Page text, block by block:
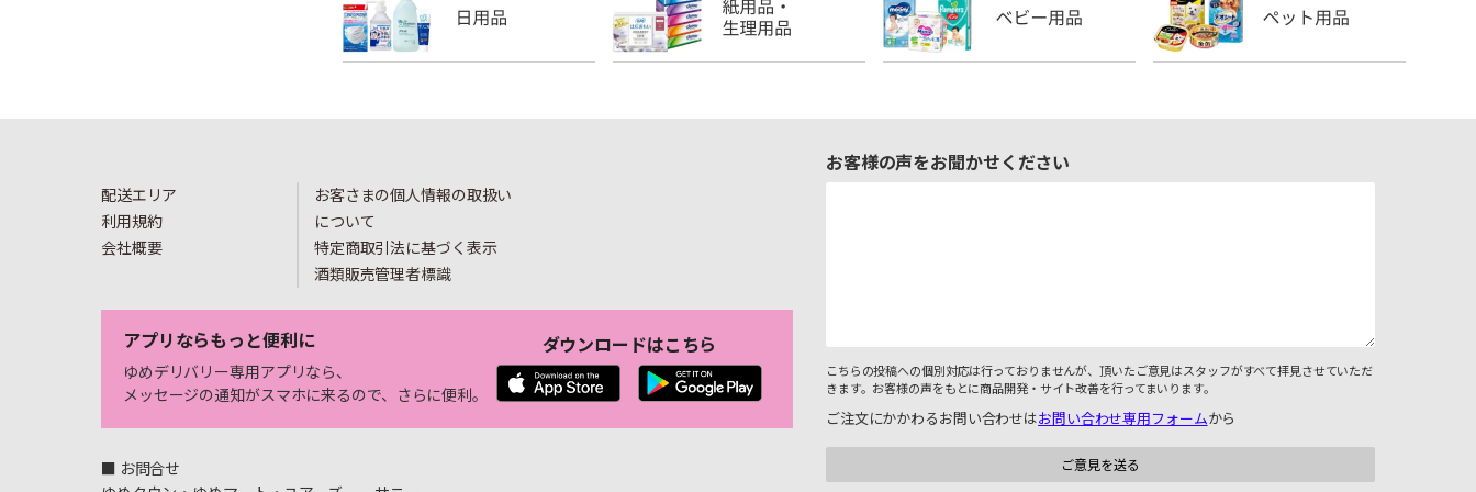
配送エリア
利用規約
会社概要
お客さまの個人情報の取扱い
について
特定商取引法に基づく表示
酒類販売管理者標識
アプリならもっと便利に
ゆめデリバリー専用アプリなら、
メッセージの通知がスマホに来るので、さらに便利。
ダウンロードはこちら
■ お問合せ
お客様の声をお聞かせください
こちらの投稿への個別対応は行っておりませんが、頂いたご意見はスタッフがすべて拝見させていただ
きます。お客様の声をもとに商品開発・サイト改善を行ってまいります。
ご注文にかかわるお問い合わせはお問い合わせ専用フォームから